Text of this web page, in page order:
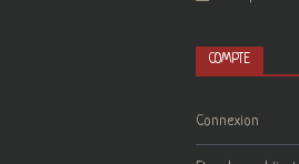
COMPTE
Connexion